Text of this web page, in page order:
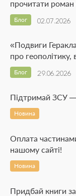
прочитати
02.07.2026
Блог
«Подвиги
про геополітику,
29.06.2026
Блог
Підтримай ЗСУ —
Новина
Оплата
нашому сайті!
Новина
Придбай книги